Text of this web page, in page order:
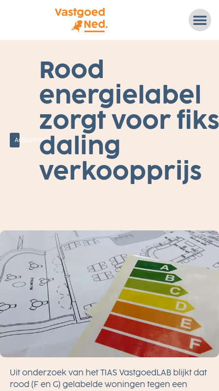
Actualiteiten
O
E
M
E
2
21
D
U
Rood
energielabel
zorgt voor
daling
verkoopprijs
Uit onderzoek van het TIAS VastgoedLAB blijkt dat
rood (F en G) gelabelde woningen tegen een